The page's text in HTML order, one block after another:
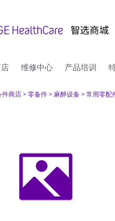
维修中心 产品培训
件商店 > 零备件 > 麻醉设备 > 常用零配